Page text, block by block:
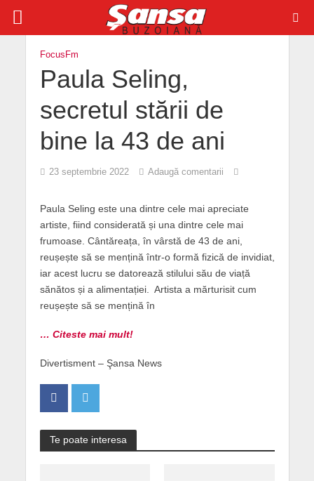
FocusFm
Paula Seling,
secretul stării de
bine la 43 de ani
23 septembrie 2022 Adaugă comentarii
Paula Seling este una dintre cele mai apreciate
artiste, fiind considerată și una dintre cele mai
frumoase. Cântăreața, în vârstă de 43 de ani,
reușește să se mențină într-o formă fizică de invidiat,
iar acest lucru se datorează stilului său de viață
sănătos și a alimentației. Artista a mărturisit cum
reușește să se mențină în
… Citeste mai mult!
Divertisment – Şansa News
Te poate interesa